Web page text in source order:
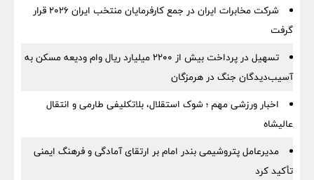
شرکت مخابرات ایران در جمع کارفرمایان منتخب ایران ۲۰۲۶ قرار
گرفت
تسهیل در پرداخت بیش از ۲۲۰۰ میلیارد ریال وام ودیعه مسکن به
آسیب‌دیدگان جنگ در هرمزگان
اخبار ورزشی مهم ؛ شوک استقلال، بلاتکلیفی طارمی و انتقال
عالیشاه
مدیرعامل پتروشیمی بندر امام بر ارتقای آمادگی و فرهنگ ایمنی
تأکید کرد